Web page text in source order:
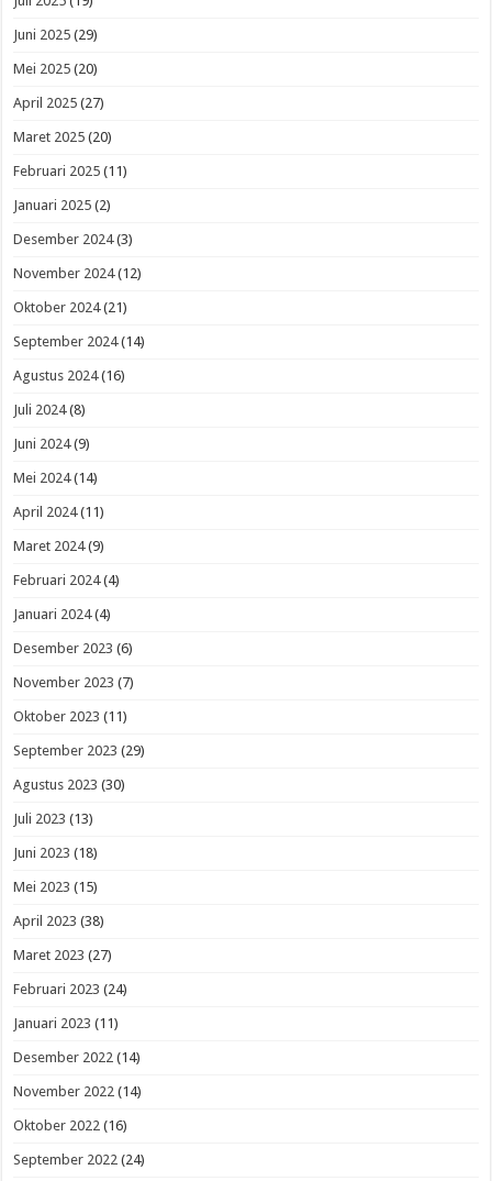
Juni 2025 (29)
Mei 2025 (20)
April 2025 (27)
Maret 2025 (20)
Februari 2025 (11)
Januari 2025 (2)
Desember 2024(3)
November 2024(12)
Oktober 2024(21)
September 2024(14)
Agustus 2024(16)
Juli 2024(8)
Juni 2024(9)
Mei 2024(14)
April 2024(11)
Maret 2024(9)
Februari 2024(4)
Januari 2024(4)
Desember 2023 (6)
November 2023 (7)
Oktober 2023 (11)
September 2023 (29)
Agustus 2023 (30)
Juli 2023 (13)
Juni 2023 (18)
Mei 2023 (15)
April 2023 (38)
Maret 2023 (27)
Februari 2023 (24)
Januari 2023 (11)
Desember 2022 (14)
November 2022 (14)
Oktober 2022 (16)
September 2022 (24)